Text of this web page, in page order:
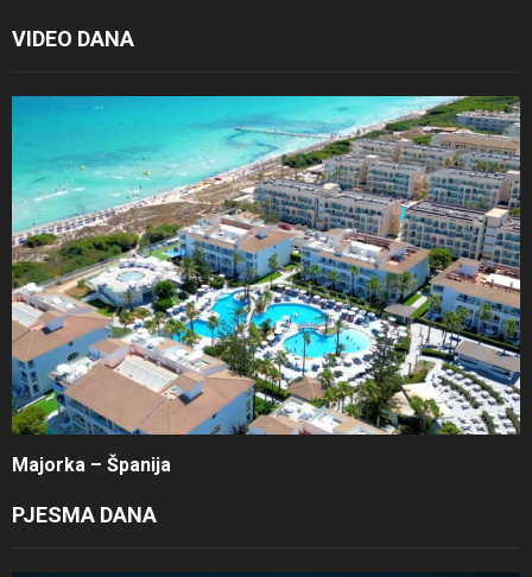
VIDEO DANA
Majorka – Španija
PJESMA DANA